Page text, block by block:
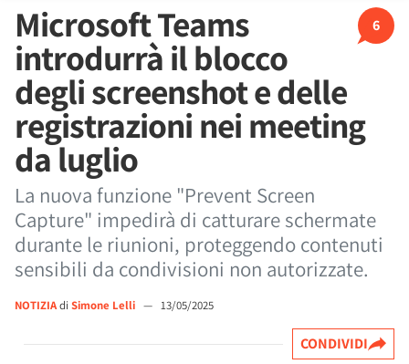
6
Microsoft Teams
introdurrà il blocco
degli screenshot e delle
registrazioni nei meeting
da luglio
La nuova funzione "Prevent Screen
Capture" impedirà di catturare schermate
durante le riunioni, proteggendo contenuti
sensibili da condivisioni non autorizzate.
NOTIZIAdi Simone Lelli — 13/05/2025
CONDIVIDI